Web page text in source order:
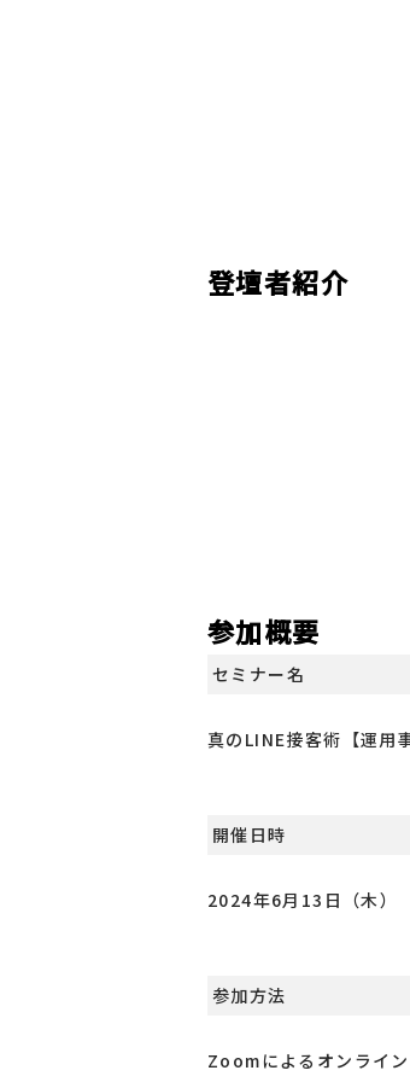
登壇者紹介
参加概要
セミナー名
真のLINE接客術【運用
開催日時
2024年6月13日（木
参加方法
Zoomによるオンライ